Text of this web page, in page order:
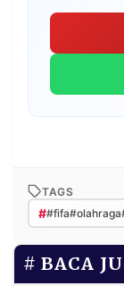
TAGS
#
BACA